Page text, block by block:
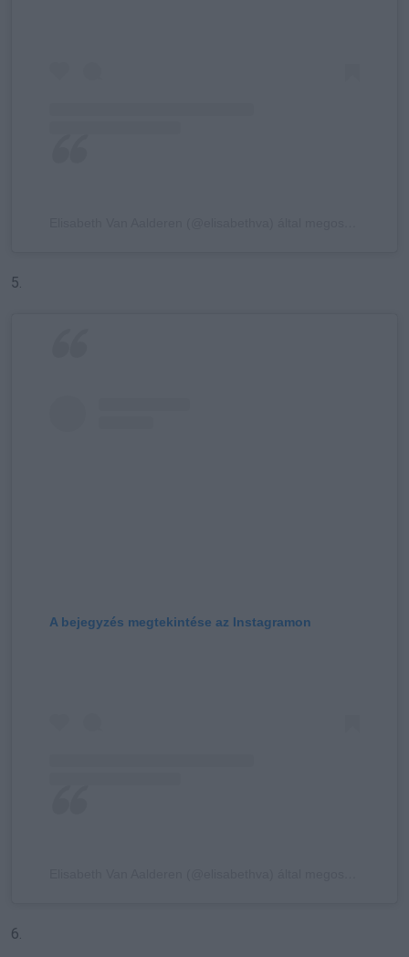
5.
A bejegyzés megtekintése az Instagramon
6.